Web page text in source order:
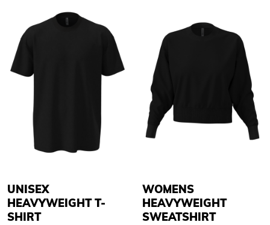
UNISEX
HEAVYWEIGHT T-
SHIRT
WOMENS
HEAVYWEIGHT
SWEATSHIRT